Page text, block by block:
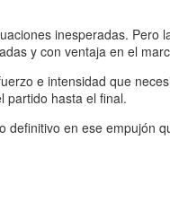
inesperadas. Pero
y con ventaja en el
e intensidad que
partido hasta el final.
en ese empujón